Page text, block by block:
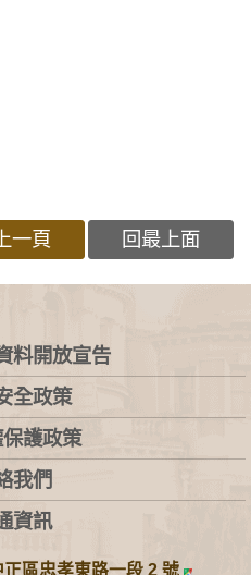
一頁 回最上面
料開放宣告
全政策
保護政策
我們
資訊
區忠孝東路一段 2 號